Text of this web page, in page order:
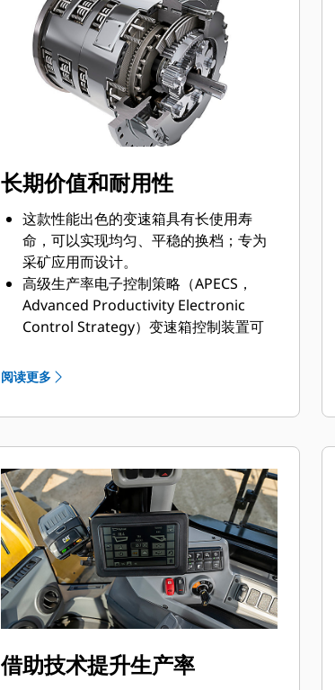
长期价值和耐用性
这款性能出色的变速箱具有长使用寿
命，可以实现均匀、平稳的换档；专为
采矿应用而设计。
高级生产率电子控制策略（APECS，
Advanced Productivity Electronic
Control Strategy）变速箱控制装置可
正流量控制（PFC，Positive Flow
有助于实现效率的提升并提高铲斗操作
和可靠性。
叶轮离合器变矩器（ICTC，Impeller
Clutch Torque Converter）能够根据地
面条件调节扭矩，从而尽可能减少轮胎
打滑。
阅读更多
借助技术提升生产率